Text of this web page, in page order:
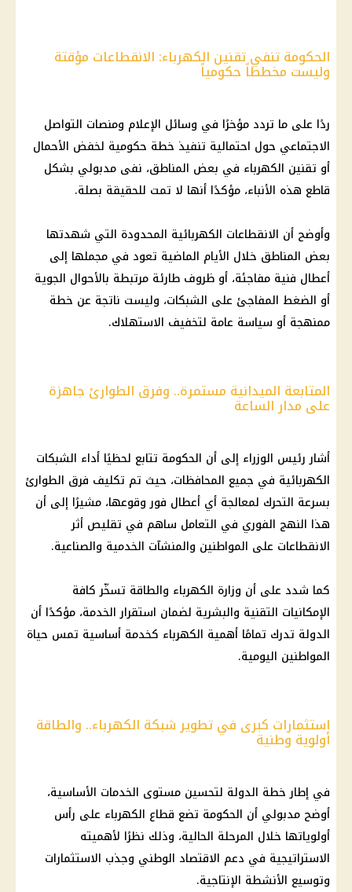
الحكومة تنفي تقنين الكهرباء: الانقطاعات مؤقتة
وليست مخططاً حكومياً
ردًا على ما تردد مؤخرًا في وسائل الإعلام ومنصات التواصل
الاجتماعي حول احتمالية تنفيذ خطة حكومية لخفض الأحمال
أو تقنين الكهرباء في بعض المناطق، نفى مدبولي بشكل
قاطع هذه الأنباء، مؤكدًا أنها لا تمت للحقيقة بصلة.
وأوضح أن الانقطاعات الكهربائية المحدودة التي شهدتها
بعض المناطق خلال الأيام الماضية تعود في مجملها إلى
أعطال فنية مفاجئة، أو ظروف طارئة مرتبطة بالأحوال الجوية
أو الضغط المفاجئ على الشبكات، وليست ناتجة عن خطة
ممنهجة أو سياسة عامة لتخفيف الاستهلاك.
المتابعة الميدانية مستمرة.. وفرق الطوارئ جاهزة
على مدار الساعة
أشار رئيس الوزراء إلى أن الحكومة تتابع لحظيًا أداء الشبكات
الكهربائية في جميع المحافظات، حيث تم تكليف فرق الطوارئ
بسرعة التحرك لمعالجة أي أعطال فور وقوعها، مشيرًا إلى أن
هذا النهج الفوري في التعامل ساهم في تقليص أثر
الانقطاعات على المواطنين والمنشآت الخدمية والصناعية.
كما شدد على أن وزارة الكهرباء والطاقة تسخّر كافة
الإمكانيات التقنية والبشرية لضمان استقرار الخدمة، مؤكدًا أن
الدولة تدرك تمامًا أهمية الكهرباء كخدمة أساسية تمس حياة
المواطنين اليومية.
استثمارات كبرى في تطوير شبكة الكهرباء.. والطاقة
أولوية وطنية
في إطار خطة الدولة لتحسين مستوى الخدمات الأساسية،
أوضح مدبولي أن الحكومة تضع قطاع الكهرباء على رأس
أولوياتها خلال المرحلة الحالية، وذلك نظرًا لأهميته
الاستراتيجية في دعم الاقتصاد الوطني وجذب الاستثمارات
وتوسيع الأنشطة الإنتاجية.